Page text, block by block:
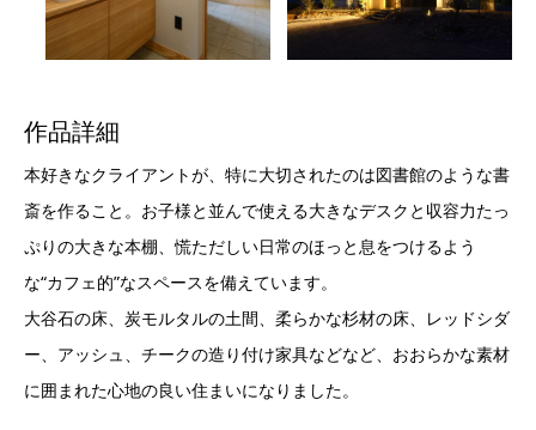
作品詳細
本好きなクライアントが、特に大切されたのは図書館のような書
斎を作ること。お子様と並んで使える大きなデスクと収容力たっ
ぷりの大きな本棚、慌ただしい日常のほっと息をつけるよう
な“カフェ的”なスペースを備えています。
大谷石の床、炭モルタルの土間、柔らかな杉材の床、レッドシダ
ー、アッシュ、チークの造り付け家具などなど、おおらかな素材
に囲まれた心地の良い住まいになりました。